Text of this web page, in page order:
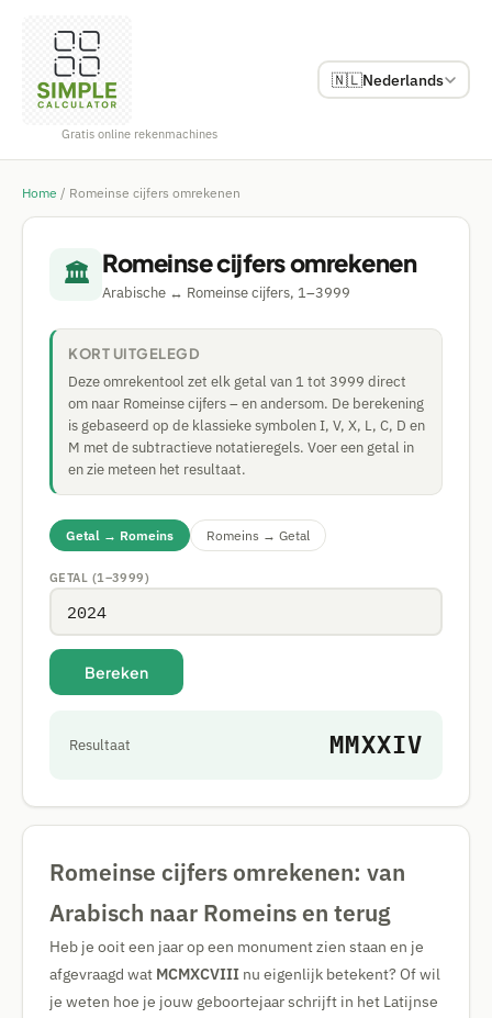
Gratis online rekenmachines
🇳🇱Nederlands
Home / Romeinse cijfers omrekenen
🏛️ Romeinse cijfers omrekenen
Arabische ↔ Romeinse cijfers, 1–3999
KORT UITGELEGD
Deze omrekentool zet elk getal van 1 tot 3999 direct
om naar Romeinse cijfers – en andersom. De berekening
is gebaseerd op de klassieke symbolen I, V, X, L, C, D en
M met de subtractieve notatieregels. Voer een getal in
en zie meteen het resultaat.
Getal → Romeins Romeins → Getal
GETAL (1–3999)
Bereken
Resultaat MMXXIV
Romeinse cijfers omrekenen: van
Arabisch naar Romeins en terug
Heb je ooit een jaar op een monument zien staan en je
afgevraagd wat MCMXCVIII nu eigenlijk betekent? Of wil
je weten hoe je jouw geboortejaar schrijft in het Latijnse